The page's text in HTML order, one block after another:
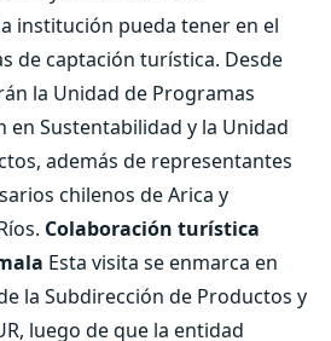
institución pueda tener en el
de captación turística. Desde
la Unidad de Programas
en Sustentabilidad y la Unidad
además de representantes
chilenos de Arica y
Colaboración turística
Esta visita se enmarca en
la Subdirección de Productos y
luego de que la entidad